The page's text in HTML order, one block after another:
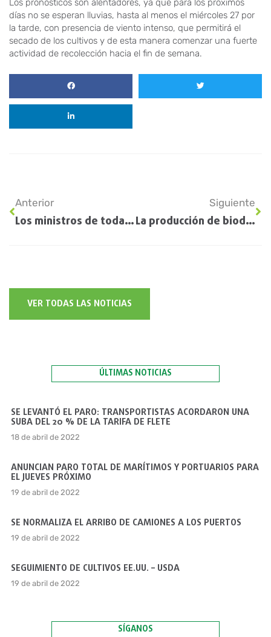
Los pronósticos son alentadores, ya que para los próximos
días no se esperan lluvias, hasta al menos el miércoles 27 por
la tarde, con presencia de viento intenso, que permitirá el
secado de los cultivos y de esta manera comenzar una fuerte
actividad de recolección hacia el fin de semana.
Anterior
Los ministros de todas las provincias preparan pedidos para hacer a Nación en el Consejo Federal Agropecuario
Siguiente
La producción de biodiésel en 2023 fue la más baja de los últimos 15 años
VER TODAS LAS NOTICIAS
ÚLTIMAS NOTICIAS
SE LEVANTÓ EL PARO: TRANSPORTISTAS ACORDARON UNA
SUBA DEL 20 % DE LA TARIFA DE FLETE
18 de abril de 2022
ANUNCIAN PARO TOTAL DE MARÍTIMOS Y PORTUARIOS PARA
EL JUEVES PRÓXIMO
19 de abril de 2022
SE NORMALIZA EL ARRIBO DE CAMIONES A LOS PUERTOS
19 de abril de 2022
SEGUIMIENTO DE CULTIVOS EE.UU. – USDA
19 de abril de 2022
SÍGANOS